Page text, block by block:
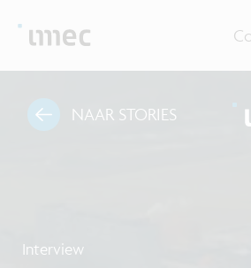
NAAR STORIES
Interview